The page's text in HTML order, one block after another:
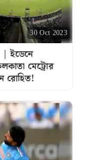
30 Oct 2023
ইডেনে
মেট্রোর
রোহিত!